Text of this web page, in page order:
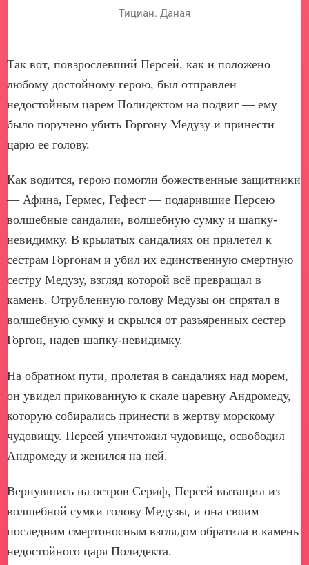
Тициан. Даная
Так вот, повзрослевший Персей, как и положено
любому достойному герою, был отправлен
недостойным царем Полидектом на подвиг — ему
было поручено убить Горгону Медузу и принести
царю ее голову.
Как водится, герою помогли божественные защитники
— Афина, Гермес, Гефест — подарившие Персею
волшебные сандалии, волшебную сумку и шапку-
невидимку. В крылатых сандалиях он прилетел к
сестрам Горгонам и убил их единственную смертную
сестру Медузу, взгляд которой всё превращал в
камень. Отрубленную голову Медузы он спрятал в
волшебную сумку и скрылся от разъяренных сестер
Горгон, надев шапку-невидимку.
На обратном пути, пролетая в сандалиях над морем,
он увидел прикованную к скале царевну Андромеду,
которую собирались принести в жертву морскому
чудовищу. Персей уничтожил чудовище, освободил
Андромеду и женился на ней.
Вернувшись на остров Сериф, Персей вытащил из
волшебной сумки голову Медузы, и она своим
последним смертоносным взглядом обратила в камень
недостойного царя Полидекта.